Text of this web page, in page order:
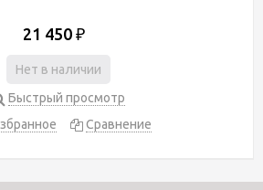
21 450 ₽
Нет в наличии
Быстрый просмотр
Сравнение